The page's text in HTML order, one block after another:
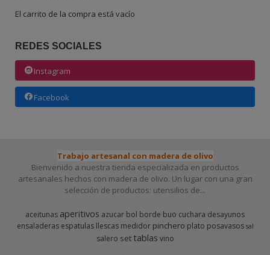
El carrito de la compra está vacío
REDES SOCIALES
Instagram
Facebook
Trabajo artesanal con madera de olivo
Bienvenido a nuestra tienda especializada en productos
artesanales hechos con madera de olivo. Un lugar con una gran
selección de productos: utensilios de...
aceitunas aperitivos azucar bol borde buo cuchara desayunos
ensaladeras espatulas llescas medidor pinchero plato posavasos sal
salero set tablas vino